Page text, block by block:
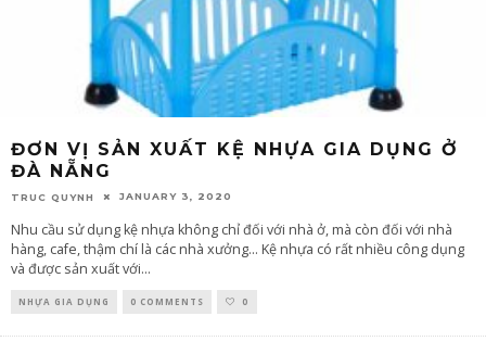
ĐƠN VỊ SẢN XUẤT KỆ NHỰA GIA DỤNG Ở
ĐÀ NẴNG
TRUC QUYNH JANUARY 3, 2020
Nhu cầu sử dụng kệ nhựa không chỉ đối với nhà ở, mà còn đối với nhà
hàng, cafe, thậm chí là các nhà xưởng... Kệ nhựa có rất nhiều công dụng
và được sản xuất với...
NHỰA GIA DỤNG 0 COMMENTS 0